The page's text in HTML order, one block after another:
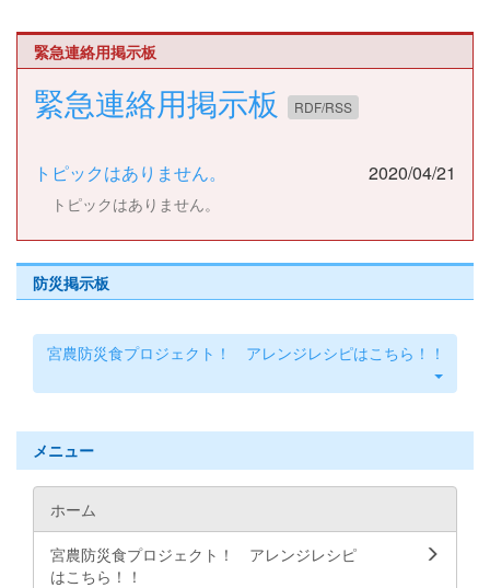
緊急連絡用掲示板
緊急連絡用掲示板 RDF/RSS
トピックはありません。 2020/04/21
トピックはありません。
防災掲示板
宮農防災食プロジェクト！ アレンジレシピはこちら！！
メニュー
ホーム
宮農防災食プロジェクト！ アレンジレシピ
はこちら！！